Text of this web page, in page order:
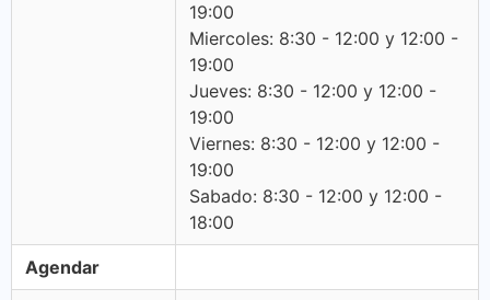
19:00
Miercoles: 8:30 - 12:00 y 12:00 -
19:00
Jueves: 8:30 - 12:00 y 12:00 -
19:00
Viernes: 8:30 - 12:00 y 12:00 -
19:00
Sabado: 8:30 - 12:00 y 12:00 -
18:00
Agendar